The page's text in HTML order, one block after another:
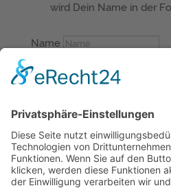
wird Dein Name in der
Name
E-Mail
Deine Frage
Datenschutz Datenschutz
einverstanden, dass meine
Berücksichtigung der
Datenschutzerklärung